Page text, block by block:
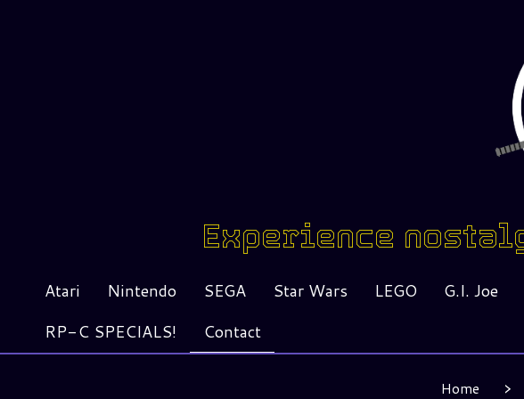
Experience
Atari Nintendo SEGA Star Wars LEGO G.I. Joe
RP-C SPECIALS!
Contact
Home